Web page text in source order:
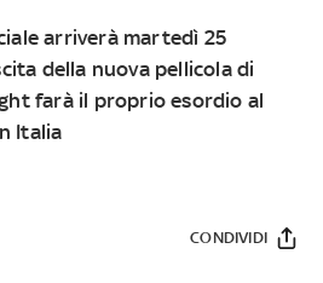
arriverà martedì 25
della nuova pellicola di
farà il proprio esordio al
Italia
CONDIVIDI